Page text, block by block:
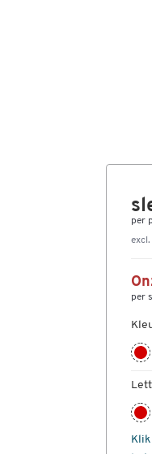
per
per